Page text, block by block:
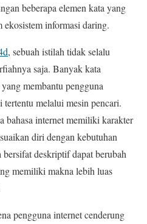
beberapa elemen kata yang
informasi daring.
, sebuah istilah tidak selalu
saja. Banyak kata
membantu pengguna
melalui mesin pencari.
bahasa internet memiliki karakter
diri dengan kebutuhan
deskriptif dapat berubah
memiliki makna lebih luas
pengguna internet cenderung